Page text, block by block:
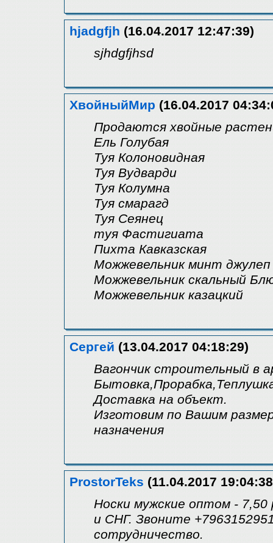
hjadgfjh (16.04.2017 12:47:39)
sjhdgfjhsd
ХвойныйМир (16.04.2017
Продаются хвойные
Ель Голубая
Туя Колоновидная
Туя Вудварди
Туя Колумна
Туя смарагд
Туя Сеянец
туя Фастигиата
Пихта Кавказская
Можжевельник минт джулеп
Можжевельник скальный
Можжевельник казацкий
Сергей (13.04.2017 04:18:29)
Вагончик строительный в
Доставка на объект.
Изготовим по Вашим
назначения
ProstorTeks (11.04.2017
Носки мужские оптом -
и СНГ. Звоните
сотрудничество.